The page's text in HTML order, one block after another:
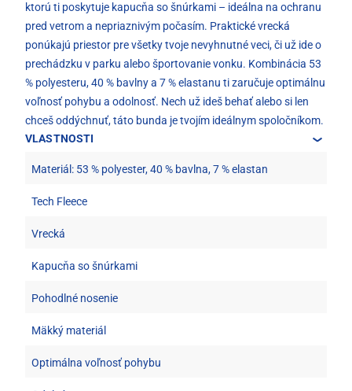
ktorú ti poskytuje kapucňa so šnúrkami – ideálna na ochranu
pred vetrom a nepriaznivým počasím. Praktické vrecká
ponúkajú priestor pre všetky tvoje nevyhnutné veci, či už ide o
prechádzku v parku alebo športovanie vonku. Kombinácia 53
% polyesteru, 40 % bavlny a 7 % elastanu ti zaručuje optimálnu
voľnosť pohybu a odolnosť. Nech už ideš behať alebo si len
chceš oddýchnuť, táto bunda je tvojím ideálnym spoločníkom.
VLASTNOSTI
Materiál: 53 % polyester, 40 % bavlna, 7 % elastan
Tech Fleece
Vrecká
Kapucňa so šnúrkami
Pohodlné nosenie
Mäkký materiál
Optimálna voľnosť pohybu